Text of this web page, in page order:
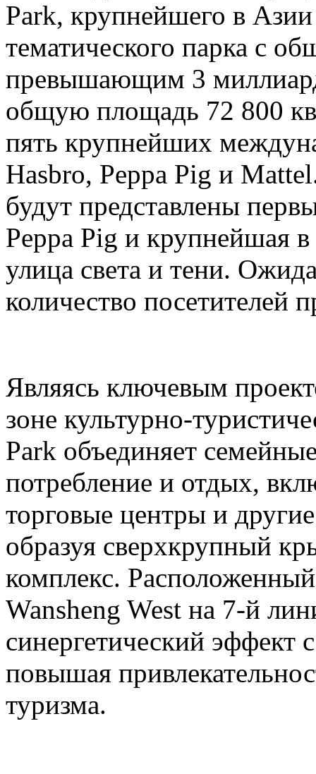
Park, крупнейшего в Азии
тематического парка с
превышающим 3
общую площадь 72 800
пять крупнейших
Hasbro, Peppa Pig и
будут представлены
Peppa Pig и крупнейшая
улица света и тени.
количество посетителей
Являясь ключевым
зоне культурно-
Park объединяет
потребление и отдых,
торговые центры и
образуя сверхкрупный
комплекс.
Wansheng West на 7-й
синергетический эффект
повышая
туризма.